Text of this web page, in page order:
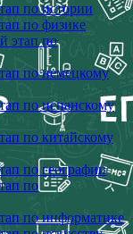
по истории
по физике
этап по
по немецкому
по испанскому
по китайскому
по географии
по
по информатике